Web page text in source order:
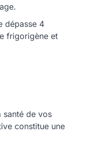
dépasse 4
frigorigène et
santé de vos
constitue une